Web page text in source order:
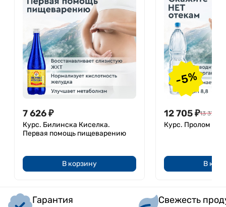
7 626₽
Курс. Билинска Киселка.
Первая помощь пищеварению
В корзину
-5%
12 705₽13 374
Курс. Пролом
В
Гарантия
Свежесть